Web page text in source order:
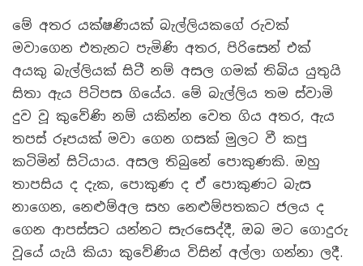
මේ අතර යක්ෂණියක් බැල්ලියකගේ රුවක්
මවාගෙන එතැනට පැමිණි අතර, පිරිසෙන් එක්
අයකු බැල්ලියක් සිටී නම් අසල ගමක් තිබිය යුතුයි
සිතා ඇය පිටිපස ගියේය. මේ බැල්ලිය තම ස්වාමි
දුව වූ කුවේණි නම් යකින්න වෙත ගිය අතර, ඇය
තපස් රූපයක් මවා ගෙන ගසක් මුලට වී කපු
කටිමින් සිටියාය. අසල තිබුනේ පොකුණකි. ඔහු
තාපසිය ද දැක, පොකුණ ද ඒ පොකුණට බැස
නාගෙන, නෙළුම්අල සහ නෙළුම්පතකට ජලය ද
ගෙන ආපස්සට යන්නට සැරසෙද්දී, ඔබ මට ගොදුරු
වූයේ යැයි කියා කුවේණිය විසින් අල්ලා ගන්නා ලදී.